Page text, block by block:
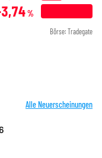
%
Börse: Tradegate
Alle Neuerscheinungen